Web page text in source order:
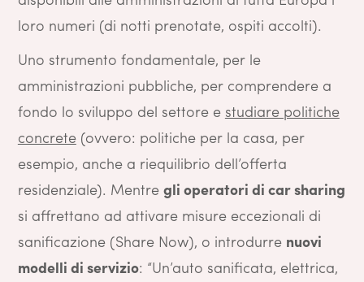
loro numeri (di notti prenotate, ospiti accolti).
Uno strumento fondamentale, per le
amministrazioni pubbliche, per comprendere a
fondo lo sviluppo del settore e studiare politiche
concrete(ovvero: politiche per la casa, per
esempio, anche a riequilibrio dell’offerta
residenziale). Mentre gli operatori di car sharing
si affrettano ad attivare misure eccezionali di
sanificazione (Share Now), o introdurre nuovi
modelli di servizio: “Un’auto sanificata, elettrica,